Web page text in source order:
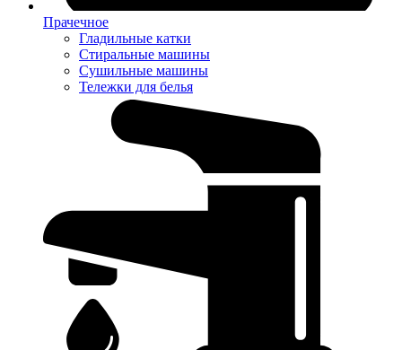
Прачечное
Гладильные катки
Стиральные машины
Сушильные машины
Тележки для белья